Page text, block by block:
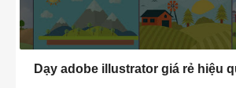
Dạy adobe illustrator giá rẻ hiệu